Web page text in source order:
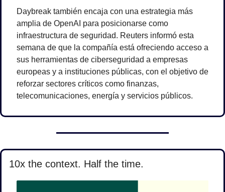
Daybreak también encaja con una estrategia más
amplia de OpenAI para posicionarse como
infraestructura de seguridad. Reuters informó esta
semana de que la compañía está ofreciendo acceso a
sus herramientas de ciberseguridad a empresas
europeas y a instituciones públicas, con el objetivo de
reforzar sectores críticos como finanzas,
telecomunicaciones, energía y servicios públicos.
10x the context. Half the time.